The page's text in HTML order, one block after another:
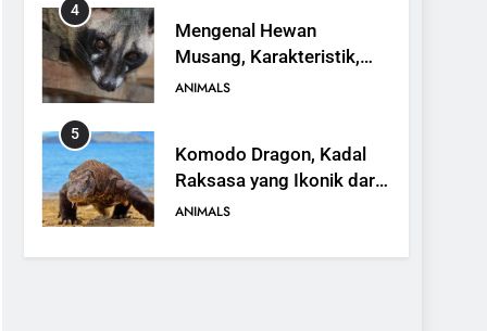
4
Mengenal Hewan
Musang, Karakteristik,
Jenis, dan Peran dalam
ANIMALS
5
Komodo Dragon, Kadal
Raksasa yang Ikonik dari
Indonesia
ANIMALS
6